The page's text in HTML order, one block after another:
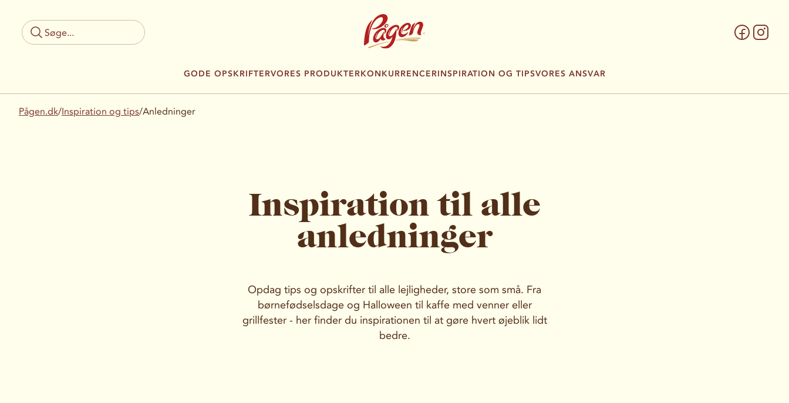
GODE OPSKRIFTERVORES PRODUKTERKONKURRENCERINSPIRATION OG TIPSVORES ANSVAR
Pågen.dk/Inspiration og tips/Anledninger
Inspiration til alle
anledninger
Opdag tips og opskrifter til alle lejligheder, store som små. Fra
børnefødselsdage og Halloween til kaffe med venner eller
grillfester - her finder du inspirationen til at gøre hvert øjeblik lidt
bedre.